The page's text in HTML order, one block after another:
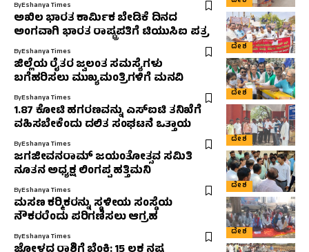
ByEshanya Times
ದೇಶ
ಅಖಿಲ ಭಾರತ ಕಾರ್ಮಿಕ ಬೇಡಿಕೆ ದಿನದ
ಅಂಗವಾಗಿ ಭಾರತ ರಾಷ್ಟ್ರಪತಿಗೆ ಟಿಯುಸಿಐ ಪತ್ರ
ByEshanya Times
ದೇಶ
ಜಿಲ್ಲೆಯ ರೈತರ ಜ್ವಲಂತ ಸಮಸ್ಯೆಗಳು
ಬಗೆಹರಿಸಲು ಮುಖ್ಯಮಂತ್ರಿಗಳಿಗೆ ಮನವಿ
ByEshanya Times
ದೇಶ
1.87 ಕೋಟಿ ಹಗರಣವನ್ನು ಎಸ್‌ಐಟಿ ತನಿಖೆಗೆ
ವಹಿಸಬೇಕೆಂದು ದಲಿತ ಸಂಘಟನೆ ಒತ್ತಾಯ
ByEshanya Times
ದೇಶ
ಜಗಜೀವನರಾಮ್ ಜಯಂತೋತ್ಸವ ಸಮಿತಿ
ನೂತನ ಅಧ್ಯಕ್ಷ ಲಿಂಗಪ್ಪ ಹತ್ತಿಮನಿ
ByEshanya Times
ದೇಶ
ಮಸಣ ಕರ‍್ಮಿಕರನ್ನು ಸ್ಥಳೀಯ ಸಂಸ್ಥೆಯ
ನೌಕರರೆಂದು ಪರಿಗಣಿಸಲು ಆಗ್ರಹ
ByEshanya Times